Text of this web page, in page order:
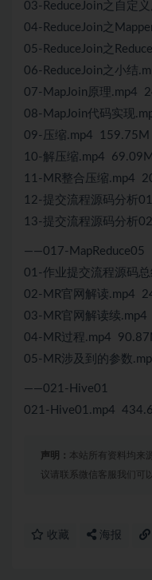
03-ReduceJoin之自定
04-ReduceJoin之
05-ReduceJoin之
06-ReduceJoin之小结
07-MapJoin原理.mp4
08-MapJoin代码实现
09-压缩.mp4 159.75M
10-解压缩.mp4 69.09M
11-MR整合压缩.mp4
12-提交流程源码分析
13-提交流程源码分析
——017-MapReduce05
01-作业提交流程源码
02-MR官网解读.mp4
03-MR官网解读续
04-MR过程.mp4
05-MR涉及到的参数
——021-Hive01
021-Hive01.mp4
声明： 本站所有资料均来
议请联系微信客服我们可
收藏 海报